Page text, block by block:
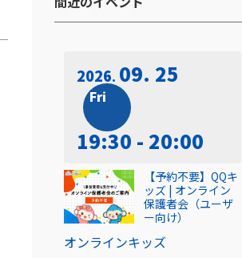
2026 09. 25
Fri
19:30 - 20:00
オンラインキッズ
【予約不要】QQキ
ッズ | オンライン
保護者会（ユーザ
ー向け）